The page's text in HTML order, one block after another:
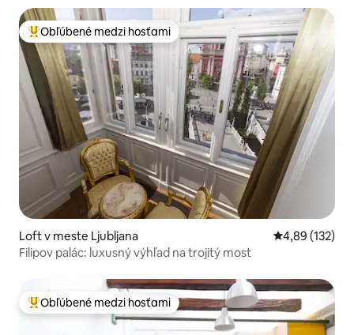
Najobľúbenejšie medzi hosťami
Obľúbené medzi hosťami
Loft v meste Ljubljana Priemerné
4,89 (132)
Filipov palác: luxusný výhľad na trojitý most
Najobľúbenejšie medzi hosťami
Obľúbené medzi hosťami